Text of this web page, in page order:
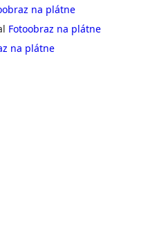
na plátne
Fotoobraz na plátne
na plátne